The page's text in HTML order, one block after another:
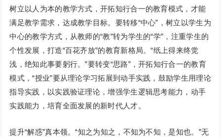
树立以人为本的教学方式，开拓知行合一的教育模式，才能
满足教学需求，达成教学目标。要转移“中心”，树立以学生为
中心的教学方式，从教师的“教”转为学生的“学”，注重学生的
个性发展，打造“百花齐放”的教育新格局。“纸上得来终觉
浅，绝知此事要躬行。”要转变“思路”，开拓知行合一的教育
模式，“授业”要从理论学习拓展到动手实践，鼓励学生用理论
指导实践，以实践验证理论，增强学生逻辑思考能力，动手
实践能力，培育全面发展的新时代人才。
提升“解惑”真本领。“知之为知之，不知为不知，是知也。”无